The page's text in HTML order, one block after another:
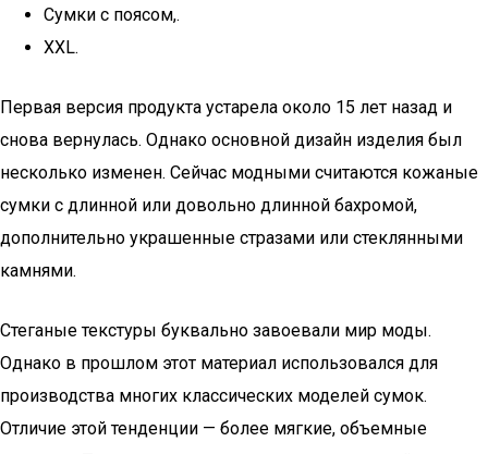
Сумки с поясом,.
XXL.
Первая версия продукта устарела около 15 лет назад и
снова вернулась. Однако основной дизайн изделия был
несколько изменен. Сейчас модными считаются кожаные
сумки с длинной или довольно длинной бахромой,
дополнительно украшенные стразами или стеклянными
камнями.
Стеганые текстуры буквально завоевали мир моды.
Однако в прошлом этот материал использовался для
производства многих классических моделей сумок.
Отличие этой тенденции — более мягкие, объемные